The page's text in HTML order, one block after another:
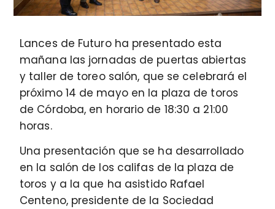
Lances de Futuro ha presentado esta
mañana las jornadas de puertas abiertas
y taller de toreo salón, que se celebrará el
próximo 14 de mayo en la plaza de toros
de Córdoba, en horario de 18:30 a 21:00
horas.
Una presentación que se ha desarrollado
en la salón de los califas de la plaza de
toros y a la que ha asistido Rafael
Centeno, presidente de la Sociedad